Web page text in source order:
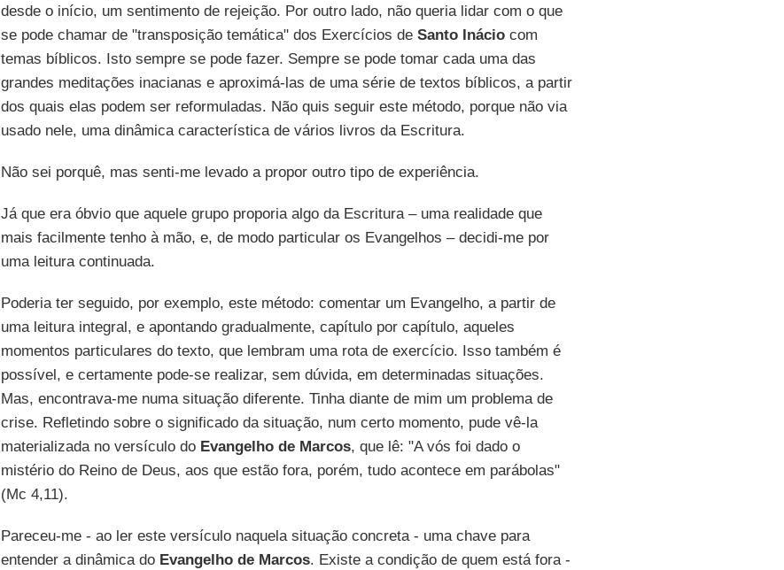
desde o início, um sentimento de rejeição. Por outro lado, não queria lidar com o que
se pode chamar de "transposição temática" dos Exercícios de Santo Ináciocom
temas bíblicos. Isto sempre se pode fazer. Sempre se pode tomar cada uma das
grandes meditações inacianas e aproximá-las de uma série de textos bíblicos, a partir
dos quais elas podem ser reformuladas. Não quis seguir este método, porque não via
usado nele, uma dinâmica característica de vários livros da Escritura.
Não sei porquê, mas senti-me levado a propor outro tipo de experiência.
Já que era óbvio que aquele grupo proporia algo da Escritura – uma realidade que
mais facilmente tenho à mão, e, de modo particular os Evangelhos – decidi-me por
uma leitura continuada.
Poderia ter seguido, por exemplo, este método: comentar um Evangelho, a partir de
uma leitura integral, e apontando gradualmente, capítulo por capítulo, aqueles
momentos particulares do texto, que lembram uma rota de exercício. Isso também é
possível, e certamente pode-se realizar, sem dúvida, em determinadas situações.
Mas, encontrava-me numa situação diferente. Tinha diante de mim um problema de
crise. Refletindo sobre o significado da situação, num certo momento, pude vê-la
materializada no versículo do Evangelho de Marcos, que lê: "A vós foi dado o
mistério do Reino de Deus, aos que estão fora, porém, tudo acontece em parábolas"
(Mc 4,11).
Pareceu-me - ao ler este versículo naquela situação concreta - uma chave para
entender a dinâmica do Evangelho de Marcos. Existe a condição de quem está fora -